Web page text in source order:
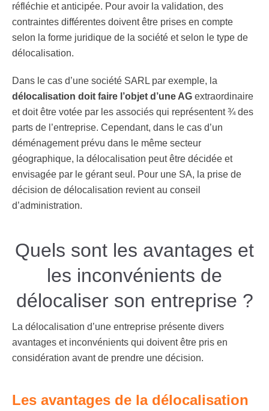
réfléchie et anticipée. Pour avoir la validation, des
contraintes différentes doivent être prises en compte
selon la forme juridique de la société et selon le type de
délocalisation.
Dans le cas d’une société SARL par exemple, la
délocalisation doit faire l’objet d’une AG extraordinaire
et doit être votée par les associés qui représentent ¾ des
parts de l’entreprise. Cependant, dans le cas d’un
déménagement prévu dans le même secteur
géographique, la délocalisation peut être décidée et
envisagée par le gérant seul. Pour une SA, la prise de
décision de délocalisation revient au conseil
d’administration.
Quels sont les avantages et
les inconvénients de
délocaliser son entreprise ?
La délocalisation d’une entreprise présente divers
avantages et inconvénients qui doivent être pris en
considération avant de prendre une décision.
Les avantages de la délocalisation